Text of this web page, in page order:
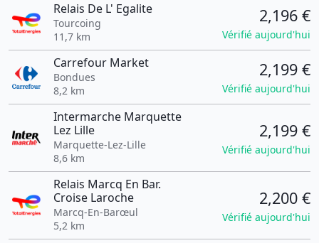
Relais De L' Egalite
Tourcoing
11,7 km
2,196 €
Vérifié aujourd'hui
Carrefour Market
Bondues
8,2 km
2,199 €
Vérifié aujourd'hui
Intermarche Marquette
Lez Lille
Marquette-Lez-Lille
8,6 km
2,199 €
Vérifié aujourd'hui
Relais Marcq En Bar.
Croise Laroche
Marcq-En-Barœul
5,2 km
2,200 €
Vérifié aujourd'hui